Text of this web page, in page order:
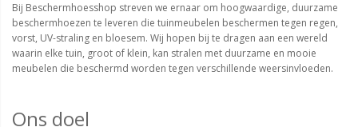
Bij Beschermhoesshop streven we ernaar om hoogwaardige, duurzame
beschermhoezen te leveren die tuinmeubelen beschermen tegen regen,
vorst, UV-straling en bloesem. Wij hopen bij te dragen aan een wereld
waarin elke tuin, groot of klein, kan stralen met duurzame en mooie
meubelen die beschermd worden tegen verschillende weersinvloeden.
Ons doel